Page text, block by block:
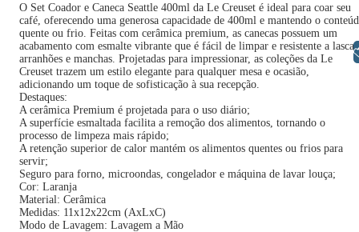
O Set Coador e Caneca Seattle 400ml da Le Creuset é ideal para coar seu
café, oferecendo uma generosa capacidade de 400ml e mantendo o
quente ou frio. Feitas com cerâmica premium, as canecas possuem um
acabamento com esmalte vibrante que é fácil de limpar e resistente a
arranhões e manchas. Projetadas para impressionar, as coleções da Le
Creuset trazem um estilo elegante para qualquer mesa e ocasião,
adicionando um toque de sofisticação à sua recepção.
Destaques:
A cerâmica Premium é projetada para o uso diário;
A superfície esmaltada facilita a remoção dos alimentos, tornando o
processo de limpeza mais rápido;
A retenção superior de calor mantém os alimentos quentes ou frios para
servir;
Seguro para forno, microondas, congelador e máquina de lavar louça;
Cor: Laranja
Material: Cerâmica
Medidas: 11x12x22cm (AxLxC)
Modo de Lavagem: Lavagem a Mão
Libras